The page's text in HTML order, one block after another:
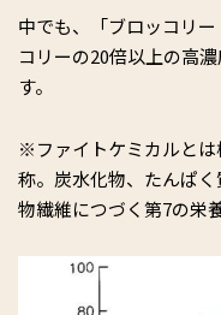
中でも、「ブロッコリ
コリーの20倍以上の高
す。
※ファイトケミカルと
称。炭水化物、たんぱ
物繊維につづく第7の栄